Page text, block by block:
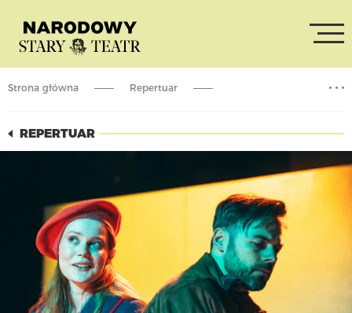
Strona główna
Repertuar
REPERTUAR